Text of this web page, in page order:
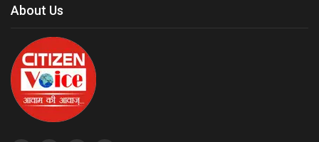
About Us